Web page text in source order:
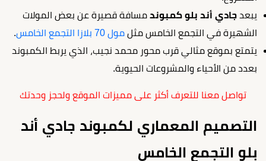
يبعد جادي أند بلو كمبوند مسافة قصيرة عن بعض المولات
الشهيرة في التجمع الخامس مثل مول 70 بلازا التجمع الخامس
.
يتمتع بموقع مثالي قرب محور محمد نجيب، الذي يربط الكمبوند
بعدد من الأحياء والمشروعات الحيوية.
تواصل معنا للتعرف أكثر على مميزات الموقع ولحجز وحدتك
التصميم المعماري لكمبوند جادي أند
بلو التجمع الخامس